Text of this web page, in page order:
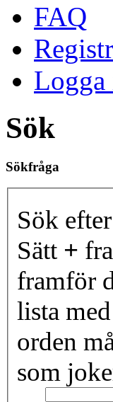
FAQ
Logga
Sök
Sökfråga
Sök
Sätt +
framför
lista
orden
som